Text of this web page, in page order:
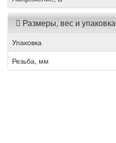
Размеры, вес и упаковка
Упаковка
Резьба, мм